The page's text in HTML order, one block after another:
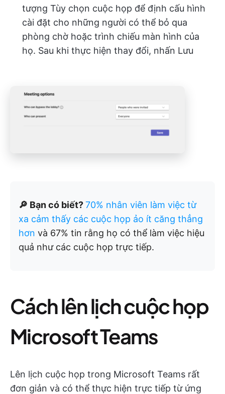
tượng Tùy chọn cuộc họp để định cấu hình
cài đặt cho những người có thể bỏ qua
phòng chờ hoặc trình chiếu màn hình của
họ. Sau khi thực hiện thay đổi, nhấn Lưu
🔎 Bạn có biết?70% nhân viên làm việc từ
xa cảm thấy các cuộc họp ảo ít căng thẳng
hơn và 67% tin rằng họ có thể làm việc hiệu
quả như các cuộc họp trực tiếp.
Cách lên lịch cuộc họp
Microsoft Teams
Lên lịch cuộc họp trong Microsoft Teams rất
đơn giản và có thể thực hiện trực tiếp từ ứng